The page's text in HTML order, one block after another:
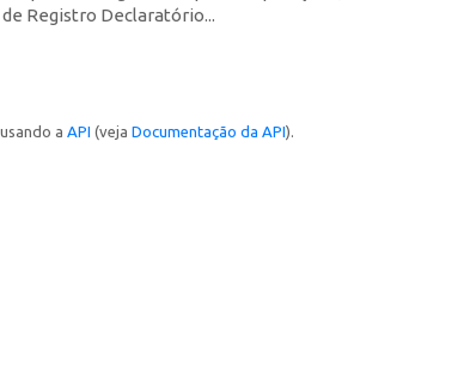
Registro Declaratório...
a API (veja Documentação da API).